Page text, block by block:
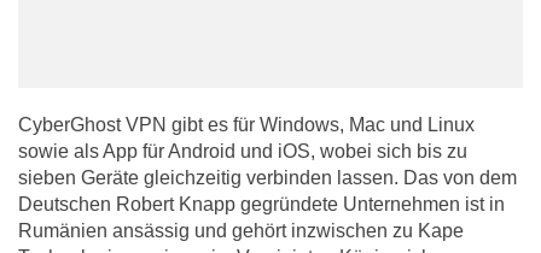
CyberGhost VPN gibt es für Windows, Mac und Linux
sowie als App für Android und iOS, wobei sich bis zu
sieben Geräte gleichzeitig verbinden lassen. Das von dem
Deutschen Robert Knapp gegründete Unternehmen ist in
Rumänien ansässig und gehört inzwischen zu Kape